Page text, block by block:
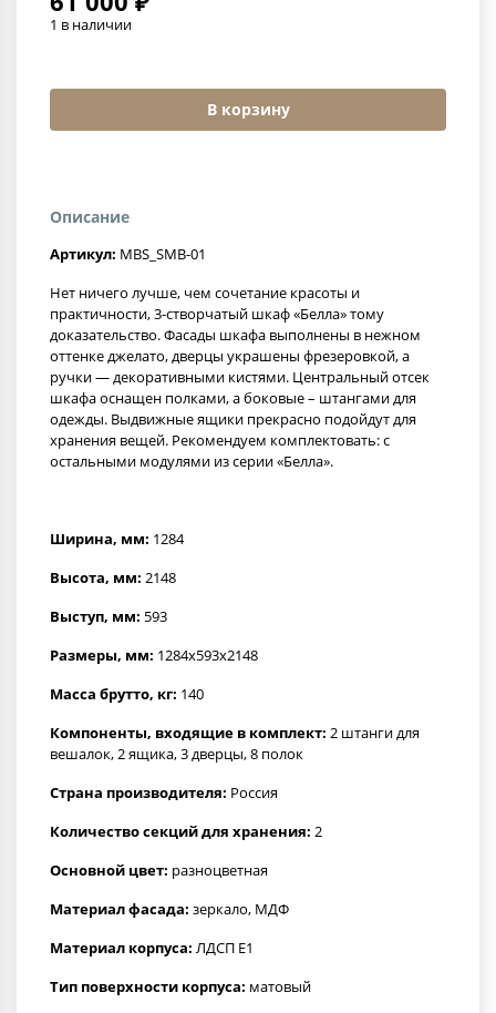
1 в наличии
В корзину
Описание
Артикул: MBS_SMB-01
Нет ничего лучше, чем сочетание красоты и
практичности, 3-створчатый шкаф «Белла» тому
доказательство. Фасады шкафа выполнены в нежном
оттенке джелато, дверцы украшены фрезеровкой, а
ручки — декоративными кистями. Центральный отсек
шкафа оснащен полками, а боковые – штангами для
одежды. Выдвижные ящики прекрасно подойдут для
хранения вещей. Рекомендуем комплектовать: с
остальными модулями из серии «Белла».
Ширина, мм: 1284
Высота, мм: 2148
Выступ, мм: 593
Размеры, мм: 1284x593x2148
Масса брутто, кг: 140
Компоненты, входящие в комплект: 2 штанги для
вешалок, 2 ящика, 3 дверцы, 8 полок
Страна производителя: Россия
Количество секций для хранения: 2
Основной цвет: разноцветная
Материал фасада: зеркало, МДФ
Материал корпуса: ЛДСП Е1
Тип поверхности корпуса: матовый